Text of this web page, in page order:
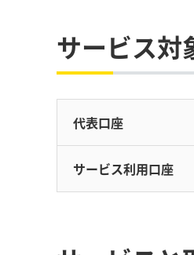
サービス対
代表口座
サービス利用口座